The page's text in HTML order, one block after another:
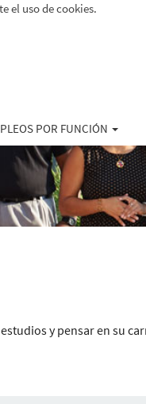
el uso de cookies.
POR FUNCIÓN
y pensar en su